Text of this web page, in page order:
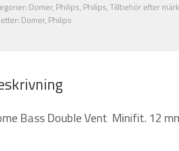
mm
Domer, Philips, Philips,Tillbehör efter
Domer, Philips
Bass Double Vent Minifit. 12